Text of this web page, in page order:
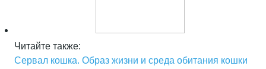
Читайте также:
Сервал кошка. Образ жизни и среда обитания кошки